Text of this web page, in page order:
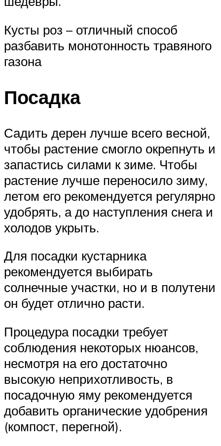
Кусты роз – отличный способ
разбавить монотонность травяного
газона
Посадка
Садить дерен лучше всего весной,
чтобы растение смогло окрепнуть и
запастись силами к зиме. Чтобы
растение лучше переносило зиму,
летом его рекомендуется регулярно
удобрять, а до наступления снега и
холодов укрыть.
Для посадки кустарника
рекомендуется выбирать
солнечные участки, но и в полутени
он будет отлично расти.
Процедура посадки требует
соблюдения некоторых нюансов,
несмотря на его достаточно
высокую неприхотливость, в
посадочную яму рекомендуется
добавить органические удобрения
(компост, перегной).